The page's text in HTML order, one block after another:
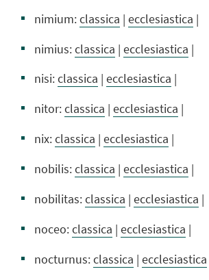
nimium:classica | ecclesiastica |
nimius:classica | ecclesiastica |
nisi:classica | ecclesiastica |
nitor:classica | ecclesiastica |
nix:classica | ecclesiastica |
nobilis:classica | ecclesiastica |
nobilitas:classica | ecclesiastica |
noceo:classica | ecclesiastica |
nocturnus:classica | ecclesiastica